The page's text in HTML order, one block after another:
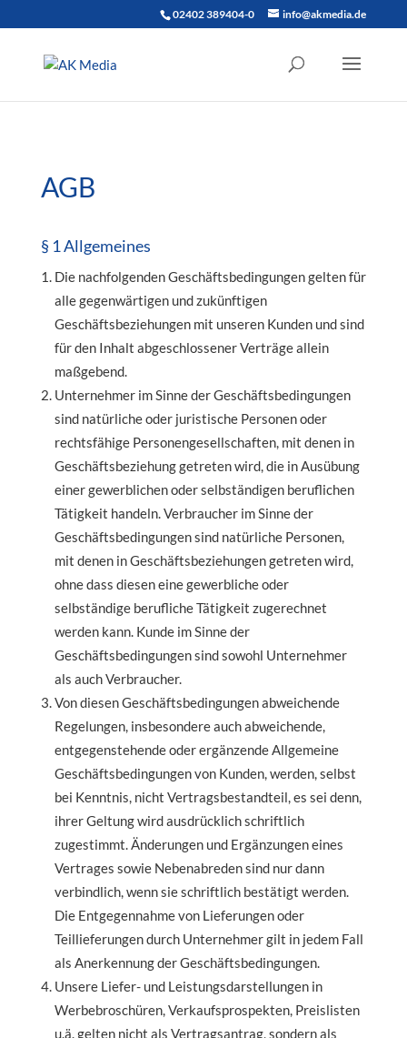
02402 389404-0 info@akmedia.de
AGB
§ 1 Allgemeines
Die nachfolgenden Geschäftsbedingungen gelten für
alle gegenwärtigen und zukünftigen
Geschäftsbeziehungen mit unseren Kunden und sind
für den Inhalt abgeschlossener Verträge allein
maßgebend.
Unternehmer im Sinne der Geschäftsbedingungen
sind natürliche oder juristische Personen oder
rechtsfähige Personengesellschaften, mit denen in
Geschäftsbeziehung getreten wird, die in Ausübung
einer gewerblichen oder selbständigen beruflichen
Tätigkeit handeln. Verbraucher im Sinne der
Geschäftsbedingungen sind natürliche Personen,
mit denen in Geschäftsbeziehungen getreten wird,
ohne dass diesen eine gewerbliche oder
selbständige berufliche Tätigkeit zugerechnet
werden kann. Kunde im Sinne der
Geschäftsbedingungen sind sowohl Unternehmer
als auch Verbraucher.
Von diesen Geschäftsbedingungen abweichende
Regelungen, insbesondere auch abweichende,
entgegenstehende oder ergänzende Allgemeine
Geschäftsbedingungen von Kunden, werden, selbst
bei Kenntnis, nicht Vertragsbestandteil, es sei denn,
ihrer Geltung wird ausdrücklich schriftlich
zugestimmt. Änderungen und Ergänzungen eines
Vertrages sowie Nebenabreden sind nur dann
verbindlich, wenn sie schriftlich bestätigt werden.
Die Entgegennahme von Lieferungen oder
Teillieferungen durch Unternehmer gilt in jedem Fall
als Anerkennung der Geschäftsbedingungen.
Unsere Liefer- und Leistungsdarstellungen in
Werbebroschüren, Verkaufsprospekten, Preislisten
u.ä. gelten nicht als Vertragsantrag, sondern als